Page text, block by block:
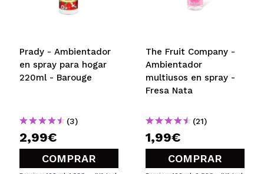
Prady - Ambientador
en spray para hogar
220ml - Barouge
(3)
2,99€
COMPRAR
The Fruit Company -
Ambientador
multiusos en spray -
Fresa Nata
(21)
1,99€
COMPRAR